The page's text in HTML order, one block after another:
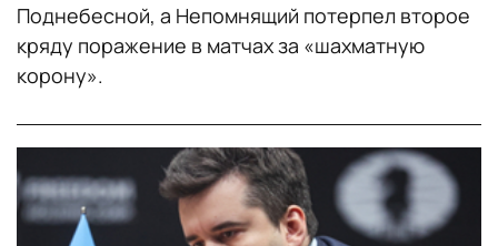
Поднебесной, а Непомнящий потерпел второе
кряду поражение в матчах за «шахматную
корону».